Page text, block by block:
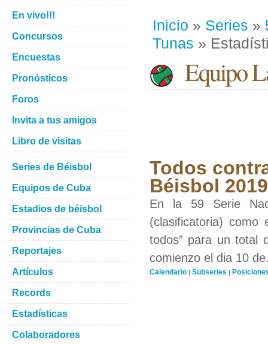
Inicio » Series »
Tunas »
Equipo
Todos
Béisbol
En la 59 Serie
(clasificatoria) como
todos” para un total
comienzo el dia 10
Calendario | Subseries |
En vivo!!!
Concursos
Encuestas
Pronósticos
Foros
Invita a tus amigos
Libro de visitas
Series de Béisbol
Equipos de Cuba
Estadios de béisbol
Provincias de Cuba
Reportajes
Artículos
Records
Estadísticas
Colaboradores